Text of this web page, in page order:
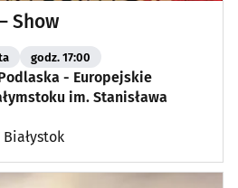
Show
godz. 17:00
- Europejskie
im. Stanisława
Białystok